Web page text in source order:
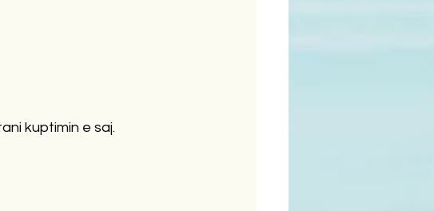
kuptimin e saj.